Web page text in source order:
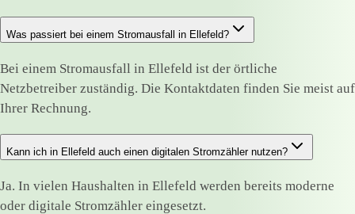
Was passiert bei einem Stromausfall in Ellefeld?
Bei einem Stromausfall in Ellefeld ist der örtliche
Netzbetreiber zuständig. Die Kontaktdaten finden Sie meist auf
Ihrer Rechnung.
Kann ich in Ellefeld auch einen digitalen Stromzähler nutzen?
Ja. In vielen Haushalten in Ellefeld werden bereits moderne
oder digitale Stromzähler eingesetzt.